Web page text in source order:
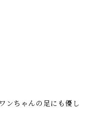
ンちゃんの足にも優し